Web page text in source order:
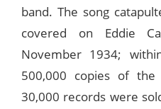
band. The song
covered on Eddie
November 1934;
500,000 copies of
30,000 records were